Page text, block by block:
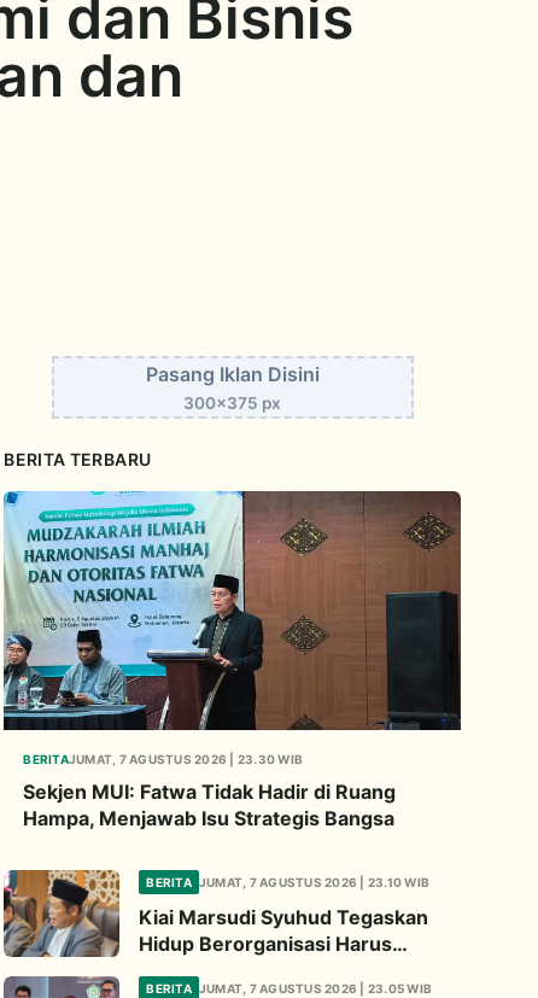
dan Bisnis
dan
Pasang Iklan Disini
300x375 px
BERITA TERBARU
BERITAJUMAT, 7 AGUSTUS 2026 | 23.30 WIB
Sekjen MUI: Fatwa Tidak Hadir di Ruang
Hampa, Menjawab Isu Strategis Bangsa
BERITA JUMAT, 7 AGUSTUS 2026 | 23.10 WIB
Kiai Marsudi Syuhud Tegaskan
Hidup Berorganisasi Harus
Tinggalkan Legacy Amal Saleh
BERITA JUMAT, 7 AGUSTUS 2026 | 23.05 WIB